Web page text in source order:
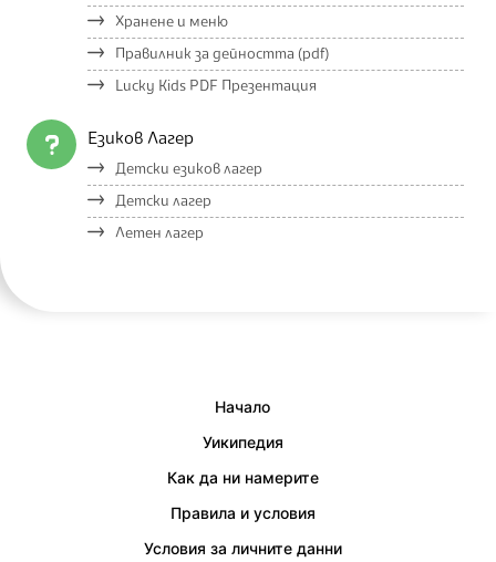
Хранене и меню
Правилник за дейността (pdf)
Lucky Kids PDF Презентация
Езиков Лагер
Детски езиков лагер
Детски лагер
Летен лагер
Начало
Уикипедия
Как да ни намерите
Правила и условия
Условия за личните данни